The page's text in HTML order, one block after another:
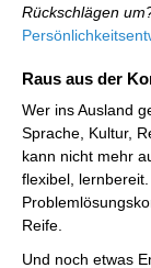
Rückschlägen
Raus aus der
Wer ins Ausland
Sprache, Kultur,
kann nicht mehr
flexibel,
Reife.
Und noch etwas